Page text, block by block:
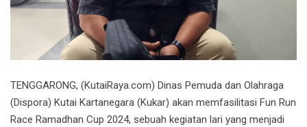
TENGGARONG, (KutaiRaya.com) Dinas Pemuda dan Olahraga
(Dispora) Kutai Kartanegara (Kukar) akan memfasilitasi Fun Run
Race Ramadhan Cup 2024, sebuah kegiatan lari yang menjadi